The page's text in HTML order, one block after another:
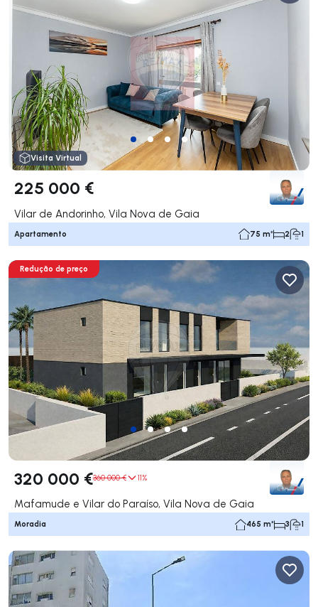
Visita Virtual
225 000 €
Vilar de Andorinho, Vila Nova de Gaia
Apartamento 75 m² 2 1
Redução de preço
320 000 €360 000 € 11%
Mafamude e Vilar do Paraíso, Vila Nova de Gaia
Moradia 465 m² 3 1